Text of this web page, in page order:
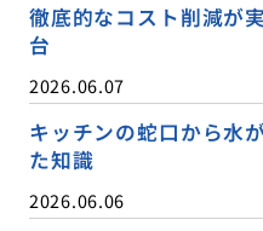
徹底的なコスト削減が
台
2026.06.07
キッチンの蛇口から水
た知識
2026.06.06